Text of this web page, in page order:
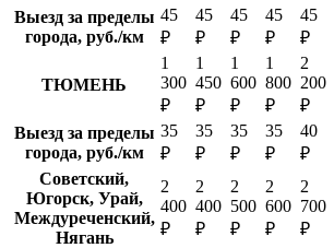
Выезд за пределы
города, руб./км
45
₽
45
₽
45
₽
45
₽
45
₽
ТЮМЕНЬ
1
300
₽
1
450
₽
1
600
₽
1
800
₽
2
200
₽
Выезд за пределы
города, руб./км
35
₽
35
₽
35
₽
35
₽
40
₽
Советский,
Югорск, Урай,
Междуреченский,
Нягань
2
400
₽
2
400
₽
2
500
₽
2
600
₽
2
700
₽